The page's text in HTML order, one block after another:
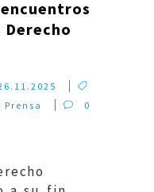
Derecho
0